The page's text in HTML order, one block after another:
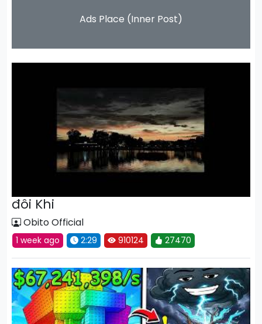
Ads Place (Inner Post)
đôi Khi
Obito Official
1 week ago 2:29 910124 27470